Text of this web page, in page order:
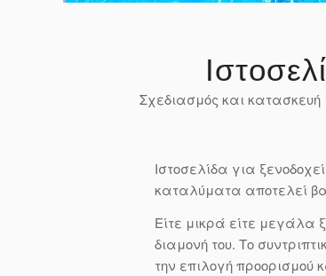
Σχεδιασμός και κατασκευή
Ιστοσελίδα για
καταλύματα αποτελεί
Είτε μικρά είτε μεγάλα
διαμονή του. Το
την επιλογή προορισμού